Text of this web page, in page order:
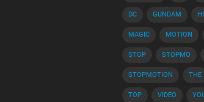
DC GUNDAM
MAGIC MOTION
STOP STOPMO
STOPMOTION THE
TOP VIDEO